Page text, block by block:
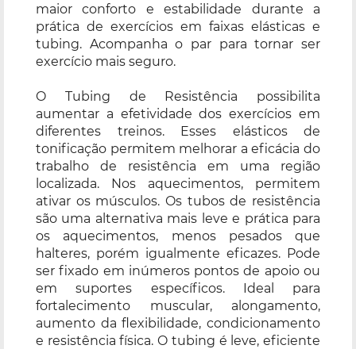
maior conforto e estabilidade durante a
prática de exercícios em faixas elásticas e
tubing. Acompanha o par para tornar ser
exercício mais seguro.
O Tubing de Resistência possibilita
aumentar a efetividade dos exercícios em
diferentes treinos. Esses elásticos de
tonificação permitem melhorar a eficácia do
trabalho de resistência em uma região
localizada. Nos aquecimentos, permitem
ativar os músculos. Os tubos de resistência
são uma alternativa mais leve e prática para
os aquecimentos, menos pesados que
halteres, porém igualmente eficazes. Pode
ser fixado em inúmeros pontos de apoio ou
em suportes específicos. Ideal para
fortalecimento muscular, alongamento,
aumento da flexibilidade, condicionamento
e resistência física. O tubing é leve, eficiente